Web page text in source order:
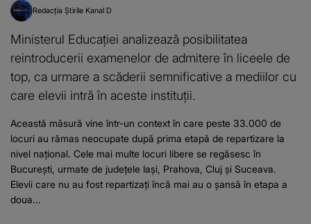
Redacția Știrile Kanal D
Ministerul Educației analizează posibilitatea
reintroducerii examenelor de admitere în liceele de
top, ca urmare a scăderii semnificative a mediilor cu
care elevii intră în aceste instituții.
Această măsură vine într-un context în care peste 33.000 de
locuri au rămas neocupate după prima etapă de repartizare la
nivel național. Cele mai multe locuri libere se regăsesc în
București, urmate de județele Iași, Prahova, Cluj și Suceava.
Elevii care nu au fost repartizați încă mai au o șansă în etapa a
doua...